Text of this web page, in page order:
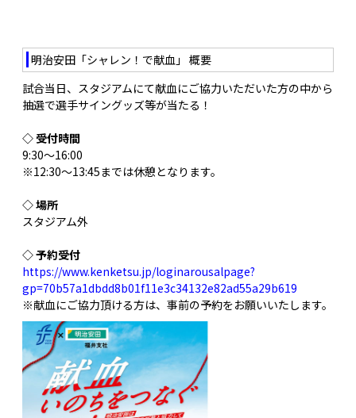
明治安田「シャレン！で献血」 概要
試合当日、スタジアムにて献血にご協力いただいた方の中から
抽選で選手サイングッズ等が当たる！
◇ 受付時間
9:30〜16:00
※12:30〜13:45までは休憩となります。
◇ 場所
スタジアム外
◇ 予約受付
https://www.kenketsu.jp/loginarousalpage?
gp=70b57a1dbdd8b01f11e3c34132e82ad55a29b619
※献血にご協力頂ける方は、事前の予約をお願いいたします。